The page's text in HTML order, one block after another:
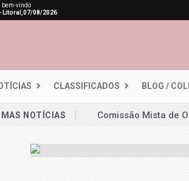
bem-vindo
Litoral,07/08/2026
CLASSIFICADOS BLOG /
NOTÍCIAS
Comissão Mista de
Empresas devem
Lei garante frete